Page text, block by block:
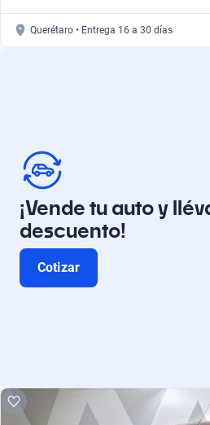
Querétaro • Entrega 16 a 30 días
¡Vende tu auto y
descuento!
Cotizar